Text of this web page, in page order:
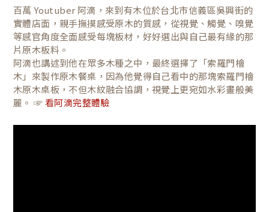
百萬 Youtuber 阿滴，來到有木位於台北市信義區吳興街的
實體店面，親手撫摸感受原木的質感，從視覺、觸覺、嗅覺
等感官角度全面感受每塊板材，好好選出與自己最有緣的那
片原木板料。
阿滴也講述到他在眾多木種之中，最終選擇了「索羅門檜
木」來製作原木餐桌，因為他覺得自己看中的那塊索羅門檜
木原木桌板，不但木紋融合協調，視覺上更宛如水彩畫般美
麗。 ☞ 看阿滴完整體驗